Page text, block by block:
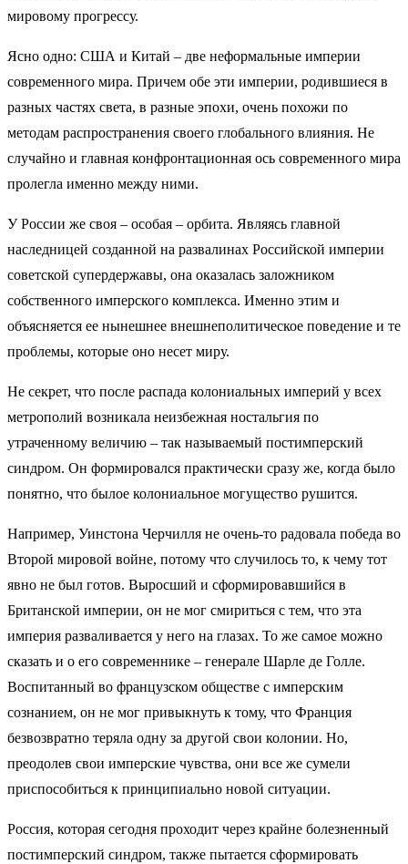
мировому прогрессу.
Ясно одно: США и Китай – две неформальные империи
современного мира. Причем обе эти империи, родившиеся в
разных частях света, в разные эпохи, очень похожи по
методам распространения своего глобального влияния. Не
случайно и главная конфронтационная ось современного мира
пролегла именно между ними.
У России же своя – особая – орбита. Являясь главной
наследницей созданной на развалинах Российской империи
советской супердержавы, она оказалась заложником
собственного имперского комплекса. Именно этим и
объясняется ее нынешнее внешнеполитическое поведение и те
проблемы, которые оно несет миру.
Не секрет, что после распада колониальных империй у всех
метрополий возникала неизбежная ностальгия по
утраченному величию – так называемый постимперский
синдром. Он формировался практически сразу же, когда было
понятно, что былое колониальное могущество рушится.
Например, Уинстона Черчилля не очень-то радовала победа во
Второй мировой войне, потому что случилось то, к чему тот
явно не был готов. Выросший и сформировавшийся в
Британской империи, он не мог смириться с тем, что эта
империя разваливается у него на глазах. То же самое можно
сказать и о его современнике – генерале Шарле де Голле.
Воспитанный во французском обществе с имперским
сознанием, он не мог привыкнуть к тому, что Франция
безвозвратно теряла одну за другой свои колонии. Но,
преодолев свои имперские чувства, они все же сумели
приспособиться к принципиально новой ситуации.
Россия, которая сегодня проходит через крайне болезненный
постимперский синдром, также пытается сформировать